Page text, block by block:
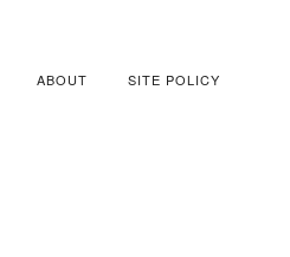
ABOUT SITE POLICY